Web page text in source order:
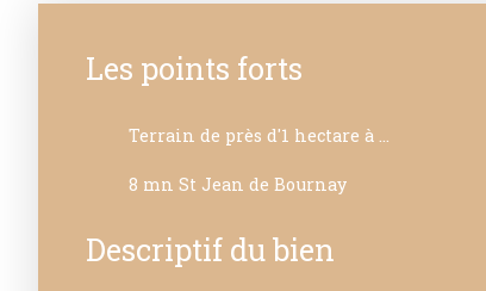
Les points forts
Terrain de près d'1 hectare à l'abris des regards
8 mn St Jean de Bournay
Descriptif du bien